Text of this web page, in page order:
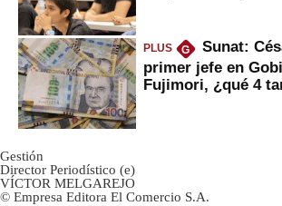
PLUS G
Sunat:
primer jefe en
Fujimori, ¿qué 4
Gestión
Director Periodístico (e)
VÍCTOR MELGAREJO
© Empresa Editora El Comercio S.A.